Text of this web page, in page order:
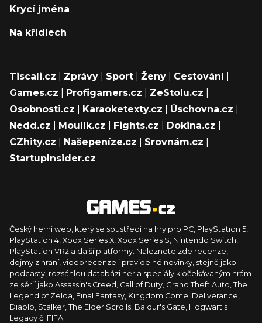
Krycí jména
Na křídlech
Tiscali.cz Zprávy Sport Ženy Cestování|
Games.cz
Profigamers.cz ZeStolu.cz
Osobnosti.cz
Karaoketexty.cz Úschovna.cz
Nedd.cz
Moulík.cz Fights.cz Dokina.cz
CZhity.cz
Našepeníze.cz Srovnám.cz
StartupInsider.cz
Český herní web, který se soustředí na hry pro PC, PlayStation 5,
PlayStation 4, Xbox Series X, Xbox Series S, Nintendo Switch,
PlayStation VR2 a další platformy. Naleznete zde recenze,
dojmy z hraní, videorecenze i pravidelné novinky, stejně jako
podcasty, rozsáhlou databázi her a speciály k očekávaným hrám
ze sérií jako Assassin's Creed, Call of Duty, Grand Theft Auto, The
Legend of Zelda, Final Fantasy, Kingdom Come: Deliverance,
Diablo, Stalker, The Elder Scrolls, Baldur's Gate, Hogwart's
Legacy či FIFA.